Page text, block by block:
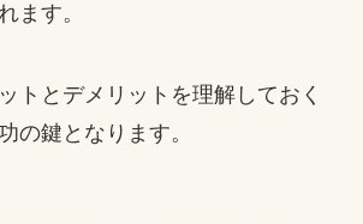
ます。
トとデメリットを理解しておく
の鍵となります。